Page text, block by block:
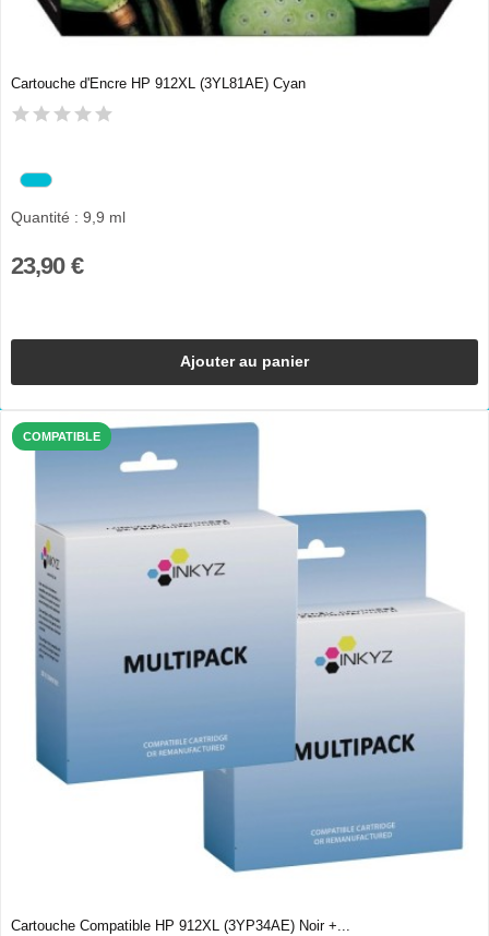
Cartouche d'Encre HP 912XL (3YL81AE) Cyan
Quantité : 9,9 ml
23,90 €
Ajouter au panier
COMPATIBLE
Cartouche Compatible HP 912XL (3YP34AE) Noir +...